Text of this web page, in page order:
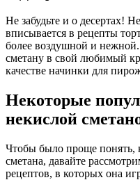
Не забудьте и о десертах!
вписывается в рецепты
более воздушной и
сметану в свой любимый
качестве начинки для
Некоторые
некислой
Чтобы было проще понять,
сметана, давайте
рецептов, в которых она